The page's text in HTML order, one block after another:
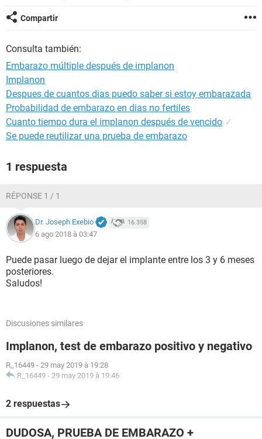
Compartir
Consulta también:
Embarazo múltiple después de implanon
Implanon
Despues de cuantos dias puedo saber si estoy embarazada
Probabilidad de embarazo en dias no fertiles
Cuanto tiempo dura el implanon después de vencido ✓
Se puede reutilizar una prueba de embarazo
1 respuesta
RÉPONSE 1 / 1
Dr. Joseph Exebio 16.358
6 ago 2018 à 03:47
Puede pasar luego de dejar el implante entre los 3 y 6 meses
posteriores.
Saludos!
Discusiones similares
Implanon, test de embarazo positivo y negativo
R_16449 - 29 may 2019 à 19:28
R_16449 - 29 may 2019 à 19:46
2 respuestas
DUDOSA, PRUEBA DE EMBARAZO +